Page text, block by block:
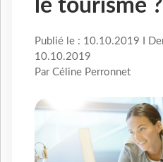
le tourisme ?
Publié le : 10.10.2019 I
10.10.2019
Par Céline Perronnet